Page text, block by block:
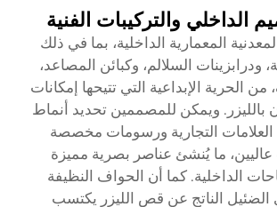
الداخلي والتركيبات الفنية
المعمارية الداخلية، بما في ذلك
ودرابزينات السلالم، وكبائن المصاعد،
الحرية الإبداعية التي تتيحها إمكانات
بالليزر. ويمكن للمصممين تحديد أنماط
التجارية ورسومات مخصصة
ما يُنشئ عناصر بصرية مميزة
الداخلية. كما أن الحواف النظيفة
الضئيل الناتج عن قص الليزر يكتسب